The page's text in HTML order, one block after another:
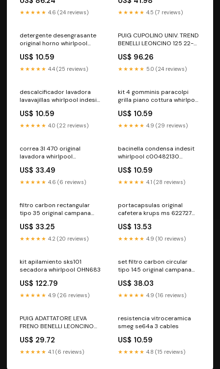
★★★★★ 4.6 (24 reviews) ★★★★★ 4.5 (7 reviews)
detergente desengrasante
original horno whirlpool
US$ 10.59
★★★★★ 4.4 (25 reviews)
PUIG CUPOLINO UNIV. TREND
BENELLI LEONCINO 125 22-
US$ 96.26
★★★★★ 5.0 (24 reviews)
descalcificador lavadora
lavavajillas whirlpool indesit
US$ 10.59
★★★★★ 4.0 (22 reviews)
kit 4 gomminis paracolpi
grilla piano cottura whirlpool
US$ 10.59
★★★★★ 4.9 (29 reviews)
correa 3l 470 original
lavadora whirlpool
US$ 33.49
★★★★★ 4.6 (6 reviews)
bacinella condensa indesit
whirlpool c00482130
condensados
US$ 10.59
★★★★★ 4.1 (28 reviews)
filtro carbon rectangular
tipo 35 original campana
blindada
US$ 33.25
★★★★★ 4.2 (20 reviews)
portacapsulas original
cafetera krups ms 622727
US$ 13.53
★★★★★ 4.9 (10 reviews)
kit apilamiento sks101
secadora whirlpool OHN683
US$ 122.79
★★★★★ 4.9 (26 reviews)
set filtro carbon circular
tipo 145 original campana
482000027856 delonghi-
magnifica
US$ 38.03
★★★★★ 4.9 (16 reviews)
PUIG ADATTATORE LEVA
FRENO BENELLI LEONCINO
DRAGSTER 800 RR 2023-e5
US$ 29.72
★★★★★ 4.1 (6 reviews)
resistencia vitroceramica
smeg se64a 3 cables
US$ 10.59
★★★★★ 4.8 (15 reviews)